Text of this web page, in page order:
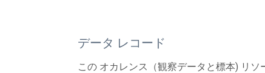
データ レコード
この オカレンス（観察データと標本) リ